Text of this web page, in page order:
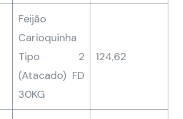
Feijão
Carioquinha
Tipo 2
(Atacado) FD
30KG
124,62